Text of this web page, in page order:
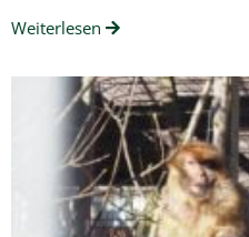
Weiterlesen